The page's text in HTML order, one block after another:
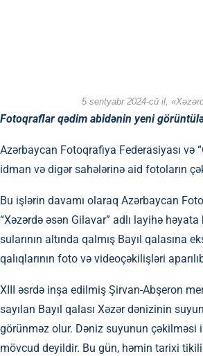
5 sentyabr 2024-cü il,
Fotoqraflar qədim abidənin yeni
Azərbaycan Fotoqrafiya Federasiyası
idman və digər sahələrinə aid fotoların
Bu işlərin davamı olaraq Azərbaycan
“Xəzərdə əsən Gilavar” adlı layihə
sularının altında qalmış Bayıl qalasına
qalıqlarının foto və videoçəkilişləri
XIII əsrdə inşa edilmiş Şirvan-Abşeron
sayılan Bayıl qalası Xəzər dənizinin
görünməz olur. Dəniz suyunun çəkilməsi
mövcud deyildir. Bu gün, həmin tarixi